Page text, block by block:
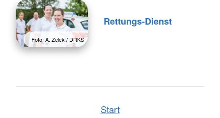
Foto: A. Zelck / DRKS
Rettungs-Dienst
Start